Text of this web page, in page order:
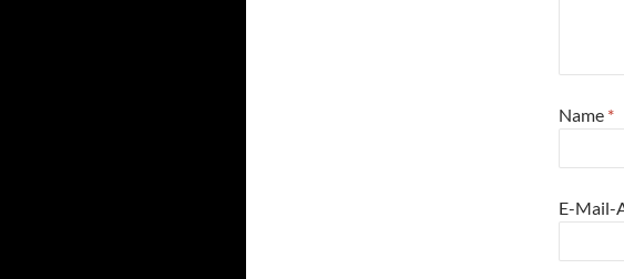
Name *
E-Mail-